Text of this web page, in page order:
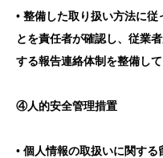
• 整備した取り扱い方法に
とを責任者が確認し、従業
する報告連絡体制を整備して
④人的安全管理措置
• 個人情報の取扱いに関す